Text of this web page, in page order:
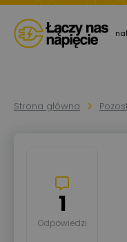
Strona główna
1
Odpowiedzi